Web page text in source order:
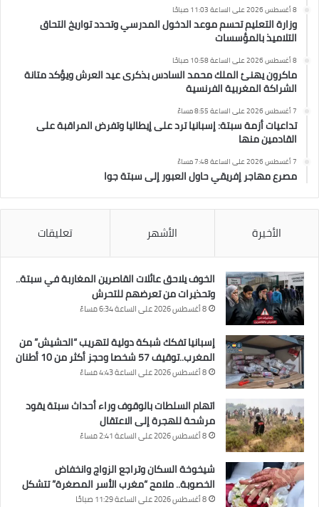
8 أغسطس 2026 على الساعة 11:03 صباحًا
وزارة التعليم تحسم موعد الدخول المدرسي وتحدد تواريخ التحاق
التلاميذ بالمؤسسات
8 أغسطس 2026 على الساعة 10:58 صباحًا
ماكرون يهنئ الملك محمد السادس بذكرى عيد العرش ويؤكد متانة
الشراكة المغربية الفرنسية
7 أغسطس 2026 على الساعة 8:55 مساءً
تداعيات أزمة سبتة: إسبانيا ترد على إيطاليا وتفرض المراقبة على
القادمين منها
7 أغسطس 2026 على الساعة 7:48 مساءً
مصرع مهاجر إفريقي حاول العبور إلى سبتة جوا
الأخيرة الأشهر تعليقات
الخوف يلاحق عائلات القاصرين المغاربة في سبتة..
وتحذيرات من تعرضهم للتحرش
8 أغسطس 2026 على الساعة 6:34 مساءً
إسبانيا تفكك شبكة دولية لتهريب “الحشيش” من
المغرب..توقيف 57 شخصا وحجز أكثر من 10 أطنان
8 أغسطس 2026 على الساعة 4:43 مساءً
اتهام السلطات بالوقوف وراء أحداث سبتة يقود
مرشحة للهجرة إلى الاعتقال
8 أغسطس 2026 على الساعة 2:41 مساءً
شيخوخة السكان وتراجع الزواج وانخفاض
الخصوبة.. ملامح “مغرب الأسر المصغرة” تتشكل
8 أغسطس 2026 على الساعة 11:29 صباحًا